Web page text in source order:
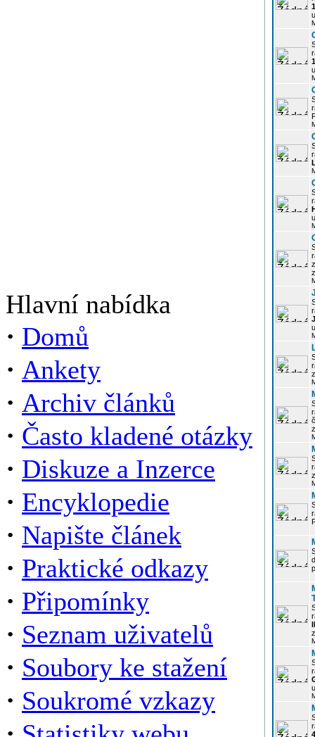
Hlavní nabídka
· Domů
· Ankety
· Archiv článků
· Často kladené otázky
· Diskuze a Inzerce
· Encyklopedie
· Napište článek
· Praktické odkazy
· Připomínky
· Seznam uživatelů
· Soubory ke stažení
· Soukromé vzkazy